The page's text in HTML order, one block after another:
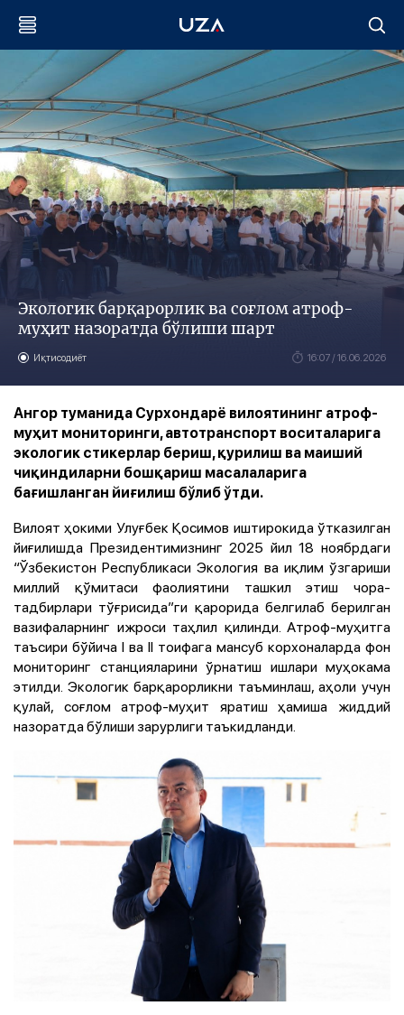
Экологик барқарорлик ва соғлом атроф-
муҳит назоратда бўлиши шарт
Иқтисодиёт 16:07 / 16.06.2026
Ангор туманида Сурхондарё вилоятининг атроф-
муҳит мониторинги, автотранспорт воситаларига
экологик стикерлар бериш, қурилиш ва маиший
чиқиндиларни бошқариш масалаларига
бағишланган йиғилиш бўлиб ўтди.
Вилоят ҳокими Улуғбек Қосимов иштирокида ўтказилган
йиғилишда Президентимизнинг 2025 йил 18 ноябрдаги
“Ўзбекистон Республикаси Экология ва иқлим ўзгариши
миллий қўмитаси фаолиятини ташкил этиш чора-
тадбирлари тўғрисида”ги қарорида белгилаб берилган
вазифаларнинг ижроси таҳлил қилинди. Атроф-муҳитга
таъсири бўйича I ва II тоифага мансуб корхоналарда фон
мониторинг станцияларини ўрнатиш ишлари муҳокама
этилди. Экологик барқарорликни таъминлаш, аҳоли учун
қулай, соғлом атроф-муҳит яратиш ҳамиша жиддий
назоратда бўлиши зарурлиги таъкидланди.